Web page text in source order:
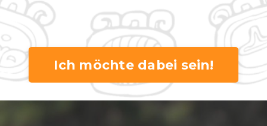
Ich möchte dabei sein!